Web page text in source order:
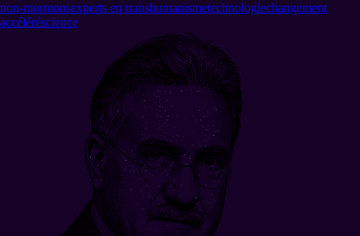
non-mormonsexperts en transhumanismetechnologiechangement
accéléréscience